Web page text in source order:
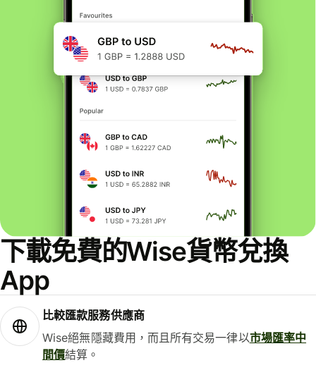
下載免費的Wise貨幣兌換
App
比較匯款服務供應商
Wise絕無隱藏費用，而且所有交易一律以市場匯率中
間價結算。